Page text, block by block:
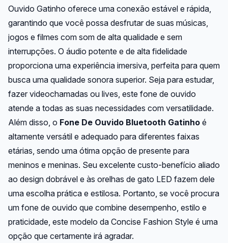
Ouvido Gatinho oferece uma conexão estável e rápida,
garantindo que você possa desfrutar de suas músicas,
jogos e filmes com som de alta qualidade e sem
interrupções. O áudio potente e de alta fidelidade
proporciona uma experiência imersiva, perfeita para quem
busca uma qualidade sonora superior. Seja para estudar,
fazer videochamadas ou lives, este fone de ouvido
atende a todas as suas necessidades com versatilidade.
Além disso, o Fone De Ouvido Bluetooth Gatinho é
altamente versátil e adequado para diferentes faixas
etárias, sendo uma ótima opção de presente para
meninos e meninas. Seu excelente custo-benefício aliado
ao design dobrável e às orelhas de gato LED fazem dele
uma escolha prática e estilosa. Portanto, se você procura
um fone de ouvido que combine desempenho, estilo e
praticidade, este modelo da Concise Fashion Style é uma
opção que certamente irá agradar.